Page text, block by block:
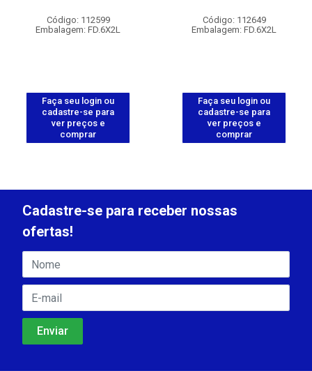
Código: 112599
Embalagem: FD.6X2L
Faça seu login ou
cadastre-se para
ver preços e
comprar
Código: 112649
Embalagem: FD.6X2L
Faça seu login ou
cadastre-se para
ver preços e
comprar
Cadastre-se para receber nossas
ofertas!